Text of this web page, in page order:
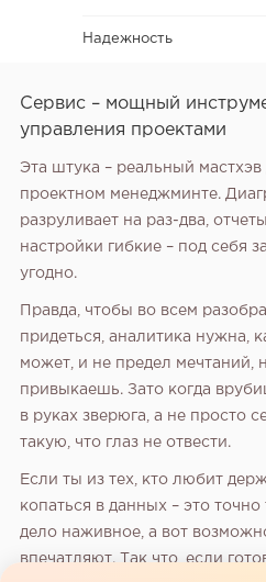
Надежность
Сервис – мощный
управления проектами
Эта штука – реальный мастхэв
проектном менеджминте.
разруливает на раз-два‚
настройки гибкие – под себя
угодно.
Правда‚ чтобы во всем
придеться‚ аналитика нужна‚
может‚ и не предел мечтаний‚
привыкаешь. Зато когда
в руках зверюга‚ а не просто
такую‚ что глаз не отвести.
Если ты из тех‚ кто любит
копаться в данных – это точно
дело наживное‚ а вот
впечатляют. Так что‚ если